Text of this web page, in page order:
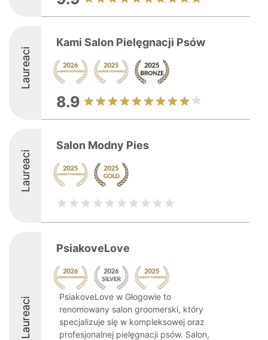
Laureaci
Kami Salon Pielęgnacji Psów
8.9
Laureaci
Salon Modny Pies
Laureaci
PsiakoveLove
PsiakoveLove w Głogowie to
renomowany salon groomerski, który
specjalizuje się w kompleksowej oraz
profesjonalnej pielęgnacji psów. Salon,